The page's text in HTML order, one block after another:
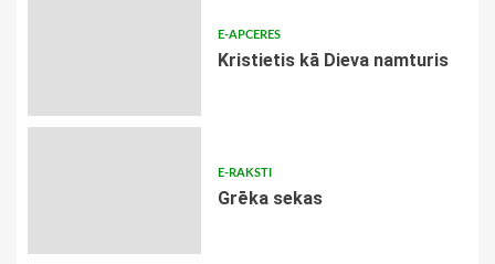
E-APCERES
Kristietis kā Dieva namturis
E-RAKSTI
Grēka sekas